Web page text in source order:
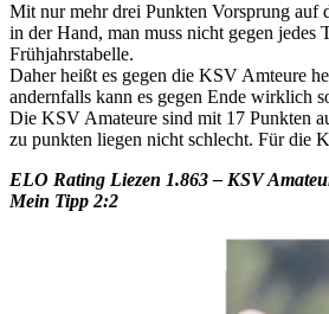
Mit nur mehr drei Punkten Vorsprung auf
in der Hand, man muss nicht gegen
Frühjahrstabelle.
Daher heißt es gegen die KSV Amteure
andernfalls kann es gegen Ende wirklich
Die KSV Amateure sind mit 17 Punkten
zu punkten liegen nicht schlecht. Für die
ELO Rating Liezen 1.863 – KSV
Mein Tipp 2:2